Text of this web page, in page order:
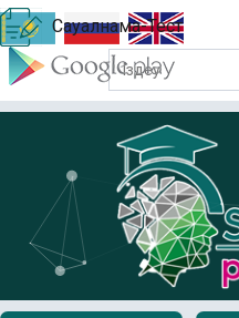
Сауалнама-Тест